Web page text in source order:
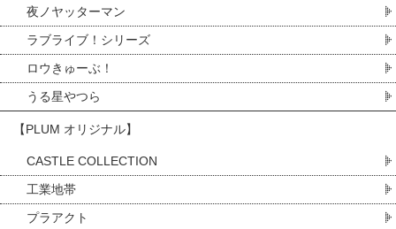
夜ノヤッターマン
ラブライブ！シリーズ
ロウきゅーぶ！
うる星やつら
【PLUM オリジナル】
CASTLE COLLECTION
工業地帯
プラアクト